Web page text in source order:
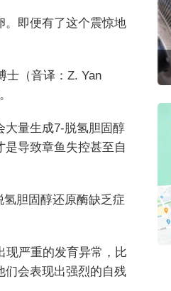
。即便有了这个震惊地
士（音译：Z. Yan
大量生成7-脱氢胆固醇
是导致章鱼失控甚至自
胆固醇还原酶缺乏症
现严重的发育异常，比
们会表现出强烈的自残